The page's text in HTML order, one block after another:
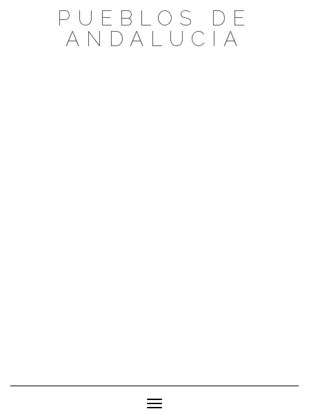
PUEBLOS DE
ANDALUCIA
Cambiar modo de navegación